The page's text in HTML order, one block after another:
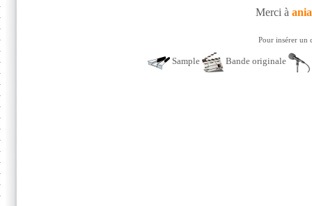
Merci à
Pour insérer un
Sample Bande originale